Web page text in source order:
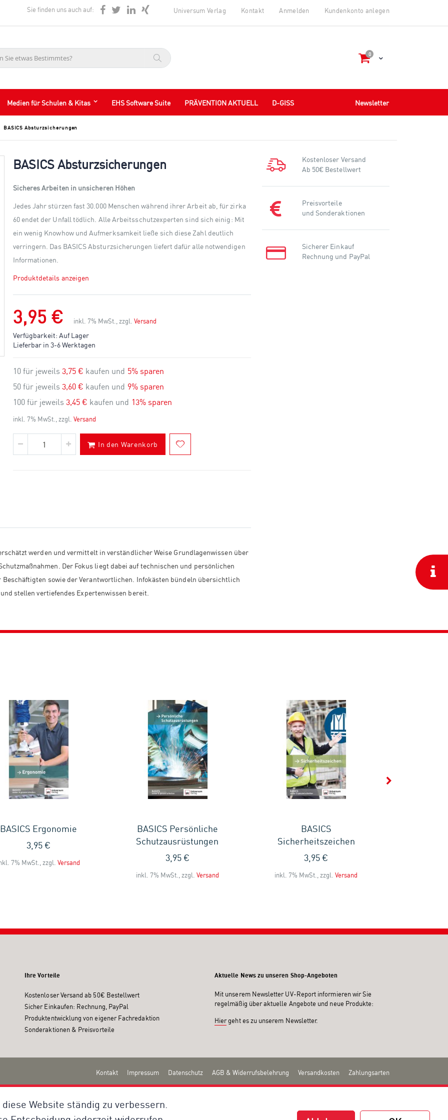
Website ständig zu verbessern.
Sie finden uns auch auf: Universum Verlag Kontakt Anmelden Kundenkonto anlegen
Cart
0Artikel
Medien für Schulen & Kitas EHS Software Suite PRÄVENTION AKTUELL D-GISS Newsletter
BASICS Absturzsicherungen
BASICS Absturzsicherungen
Sicheres Arbeiten in unsicheren Höhen
Jedes Jahr stürzen fast 30.000 Menschen während ihrer Arbeit ab, für zirka
60 endet der Unfall tödlich. Alle Arbeitsschutzexperten sind sich einig: Mit
ein wenig Knowhow und Aufmerksamkeit ließe sich diese Zahl deutlich
verringern. Das BASICS Absturzsicherungen liefert dafür alle notwendigen
Informationen.
Produktdetails anzeigen
3,95 € inkl. 7% MwSt., zzgl. Versand
Verfügbarkeit: Auf Lager
Lieferbar in 3-6 Werktagen
10 für jeweils 3,75 € kaufen und 5% sparen
50 für jeweils 3,60 € kaufen und 9% sparen
100 für jeweils 3,45 € kaufen und 13% sparen
inkl. 7% MwSt., zzgl. Versand
In den Warenkorb
werden und vermittelt in verständlicher Weise Grundlagenwissen über
Der Fokus liegt dabei auf technischen und persönlichen
sowie der Verantwortlichen. Infokästen bündeln übersichtlich
stellen vertiefendes Expertenwissen bereit.
Kostenloser Versand
Ab 50€ Bestellwert
Preisvorteile
und Sonderaktionen
Sicherer Einkauf
Rechnung und PayPal
BASICS Ergonomie
3,95 €
7% MwSt., zzgl. Versand
BASICS Persönliche
Schutzausrüstungen
3,95 €
inkl. 7% MwSt., zzgl. Versand
BASICS
Sicherheitszeichen
3,95 €
inkl. 7% MwSt., zzgl. Versand
Ihre Vorteile
Kostenloser Versand ab 50€ Bestellwert
Sicher Einkaufen: Rechnung, PayPal
Produktentwicklung von eigener Fachredaktion
Sonderaktionen & Preisvorteile
Aktuelle News zu unseren Shop-Angeboten
Mit unserem Newsletter UV-Report informieren wir Sie
regelmäßig über aktuelle Angebote und neue Produkte:
Hiergeht es zu unserem Newsletter.
Kontakt Impressum Datenschutz AGB & Widerrufsbelehrung Versandkosten Zahlungsarten